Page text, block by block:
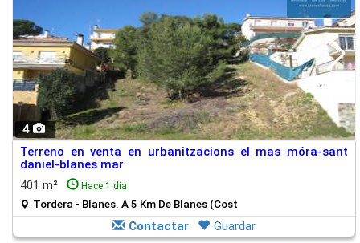
4
Terreno en venta en urbanitzacions el mas móra-sant
daniel-blanes mar
401 m²
Hace 1 día
Tordera - Blanes. A 5 Km De Blanes (Cost
Contactar Guardar